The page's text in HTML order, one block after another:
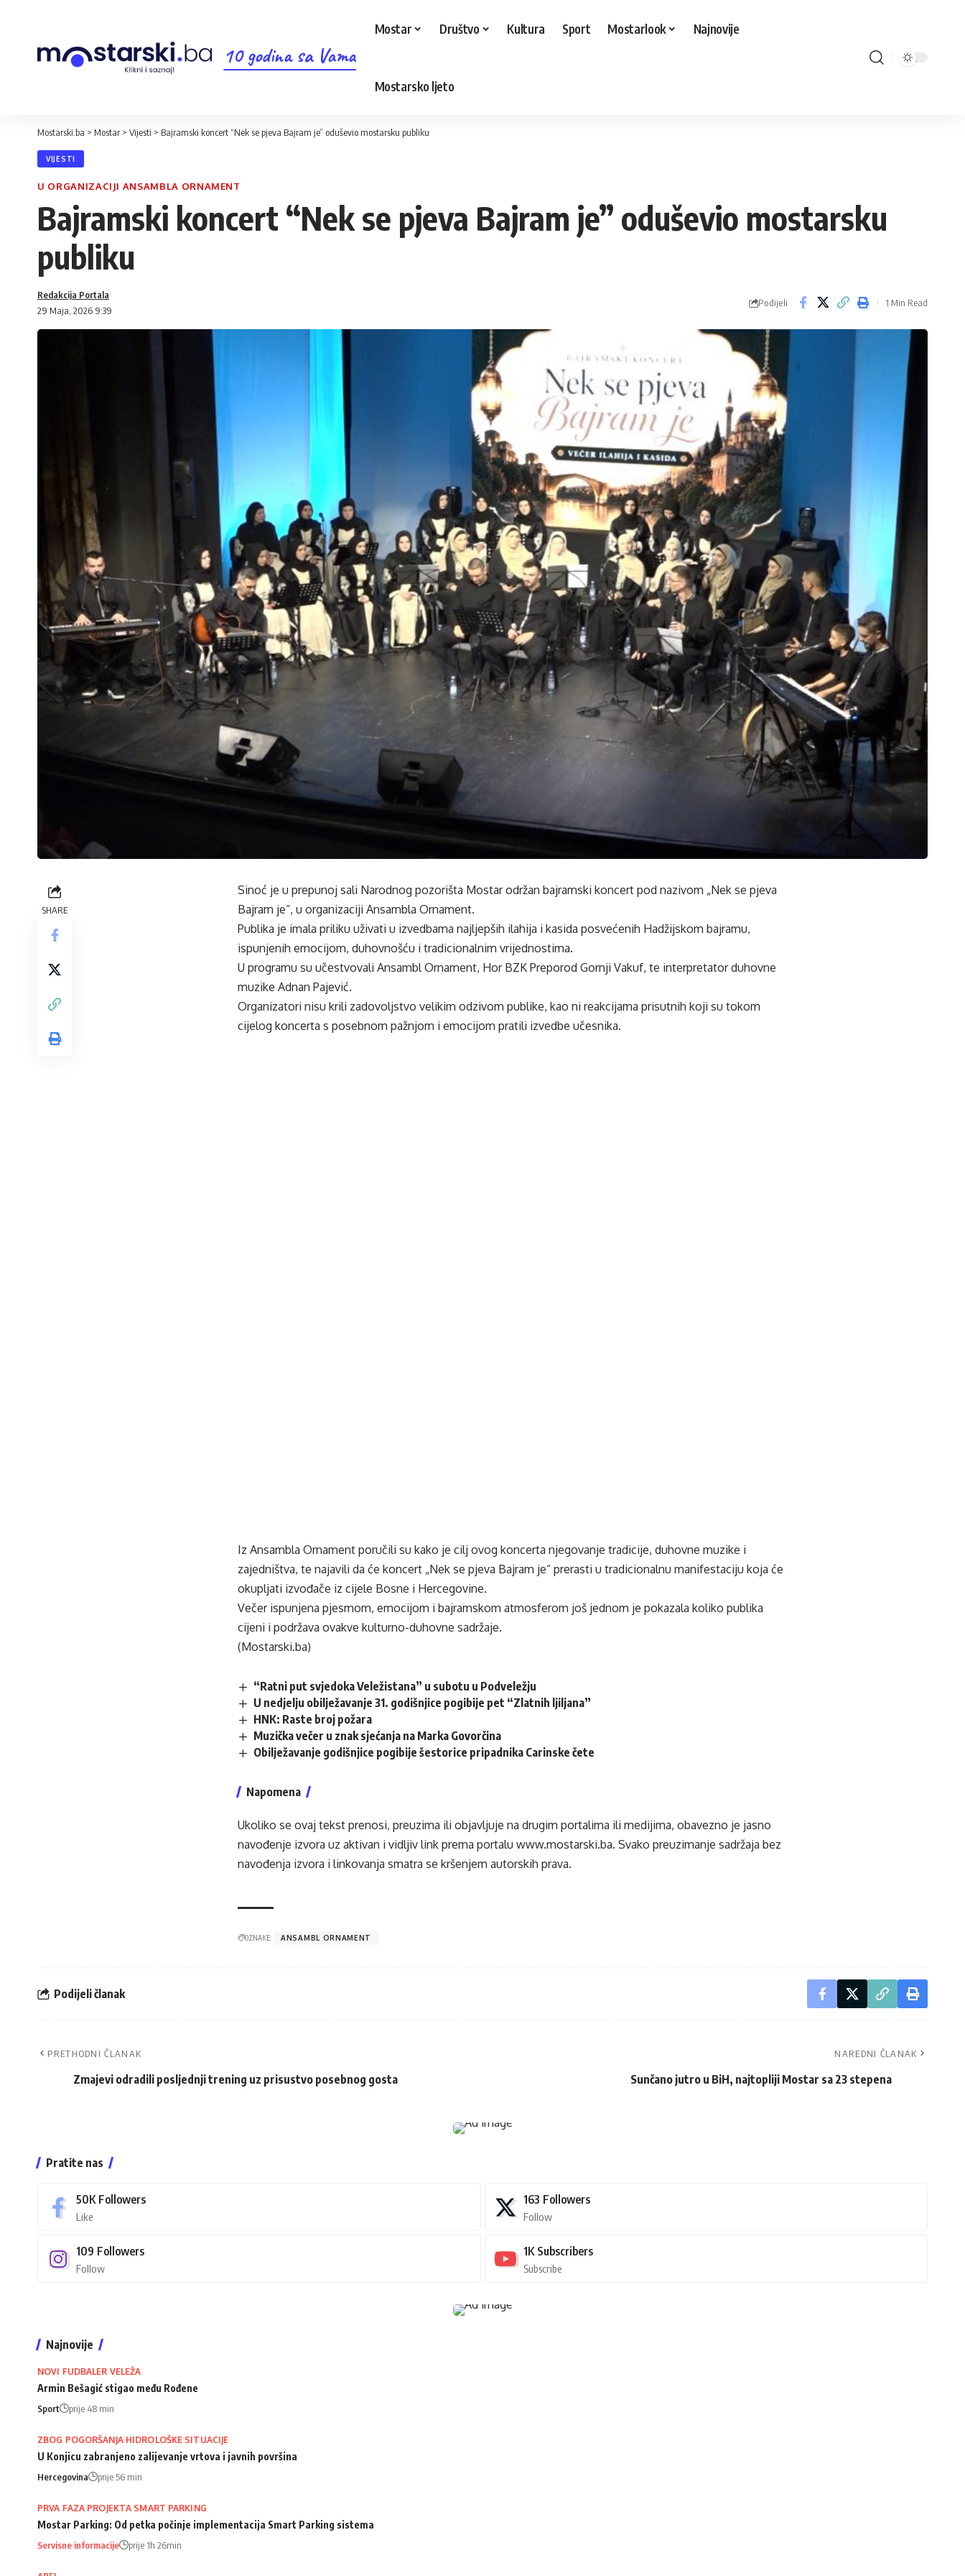
10 godina sa Vama
Mostar Društvo Kultura Sport Mostarlook Najnovije
Mostarsko ljeto
Mostarski.ba > Mostar > Vijesti > Bajramski koncert “Nek se pjeva Bajram je” oduševio mostarsku publiku
VIJESTI
U ORGANIZACIJI ANSAMBLA ORNAMENT
Bajramski koncert “Nek se pjeva Bajram je” oduševio mostarsku
publiku
29 Maja, 2026 9:39
Redakcija Portala
Podijeli 1 Min Read
SHARE
Sinoć je u prepunoj sali Narodnog pozorišta Mostar održan bajramski koncert pod nazivom „Nek se pjeva
Bajram je“, u organizaciji Ansambla Ornament.
Publika je imala priliku uživati u izvedbama najljepših ilahija i kasida posvećenih Hadžijskom bajramu,
ispunjenih emocijom, duhovnošću i tradicionalnim vrijednostima.
U programu su učestvovali Ansambl Ornament, Hor BZK Preporod Gornji Vakuf, te interpretator duhovne
muzike Adnan Pajević.
Organizatori nisu krili zadovoljstvo velikim odzivom publike, kao ni reakcijama prisutnih koji su tokom
cijelog koncerta s posebnom pažnjom i emocijom pratili izvedbe učesnika.
Iz Ansambla Ornament poručili su kako je cilj ovog koncerta njegovanje tradicije, duhovne muzike i
zajedništva, te najavili da će koncert „Nek se pjeva Bajram je“ prerasti u tradicionalnu manifestaciju koja će
okupljati izvođače iz cijele Bosne i Hercegovine.
Večer ispunjena pjesmom, emocijom i bajramskom atmosferom još jednom je pokazala koliko publika
cijeni i podržava ovakve kulturno-duhovne sadržaje.
(Mostarski.ba)
“Ratni put svjedoka Veležistana” u subotu u Podveležju
U nedjelju obilježavanje 31. godišnjice pogibije pet “Zlatnih ljiljana”
HNK: Raste broj požara
Muzička večer u znak sjećanja na Marka Govorčina
Obilježavanje godišnjice pogibije šestorice pripadnika Carinske čete
Napomena
Ukoliko se ovaj tekst prenosi, preuzima ili objavljuje na drugim portalima ili medijima, obavezno je jasno
navođenje izvora uz aktivan i vidljiv link prema portalu www.mostarski.ba. Svako preuzimanje sadržaja bez
navođenja izvora i linkovanja smatra se kršenjem autorskih prava.
OZNAKE: ANSAMBL ORNAMENT
Podijeli članak
PRETHODNI ČLANAK
Zmajevi odradili posljednji trening uz prisustvo posebnog gosta
NAREDNI ČLANAK
Sunčano jutro u BiH, najtopliji Mostar sa 23 stepena
Pratite nas
50K Followers
Like
163 Followers
Follow
109 Followers
Follow
1K Subscribers
Subscribe
Najnovije
NOVI FUDBALER VELEŽA
Armin Bešagić stigao među Rođene
Sport prije 48 min
ZBOG POGORŠANJA HIDROLOŠKE SITUACIJE
U Konjicu zabranjeno zalijevanje vrtova i javnih površina
Hercegovina prije 56 min
PRVA FAZA PROJEKTA SMART PARKING
Mostar Parking: Od petka počinje implementacija Smart Parking sistema
Servisne informacije prije 1h 26min